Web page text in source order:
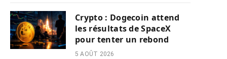
Crypto : Dogecoin attend
les résultats de SpaceX
pour tenter un rebond
5 AOÛT 2026